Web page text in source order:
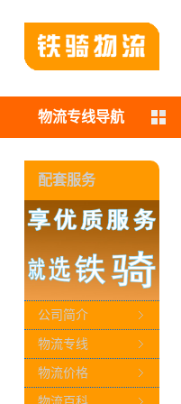
物流专线导航
配套服务
公司简介
物流专线
物流价格